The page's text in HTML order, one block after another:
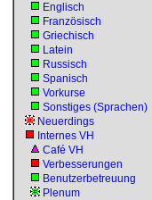
Englisch
Französisch
Griechisch
Latein
Russisch
Spanisch
Vorkurse
Sonstiges (Sprachen)
Neuerdings
Internes VH
Café VH
Verbesserungen
Benutzerbetreuung
Plenum